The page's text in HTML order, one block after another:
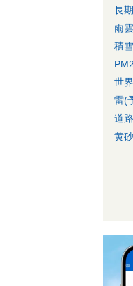
長
雨
積
世
雷(
道
黄